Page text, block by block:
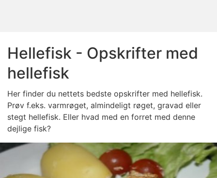
Hellefisk - Opskrifter med
hellefisk
Her finder du nettets bedste opskrifter med hellefisk.
Prøv f.eks. varmrøget, almindeligt røget, gravad eller
stegt hellefisk. Eller hvad med en forret med denne
dejlige fisk?